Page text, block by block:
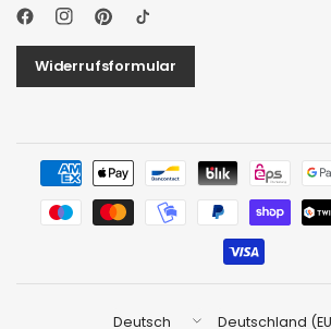
Widerrufsformular
Land/Region Land/Region